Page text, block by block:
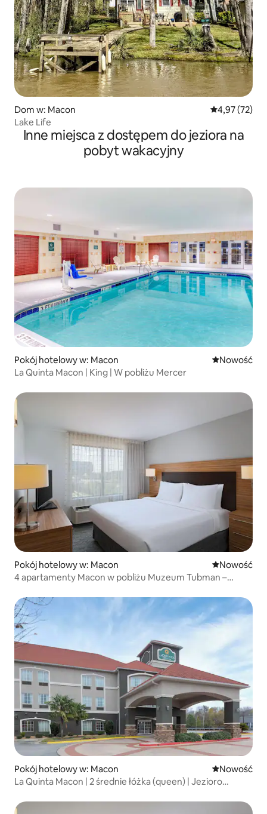
Dom w: Macon Średnia
4,97 (72)
Lake Life
Inne miejsca z dostępem do jeziora na
pobyt wakacyjny
Pokój hotelowy w: Macon Nowe
Nowość
La Quinta Macon | King | W pobliżu Mercer
Pokój hotelowy w: Macon Nowe
Nowość
4 apartamenty Macon w pobliżu Muzeum Tubman –
Pokój hotelowy w: Macon Nowe
Nowość
La Quinta Macon | 2 średnie łóżka (queen) | Jezioro